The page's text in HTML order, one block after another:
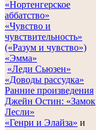
«Нортенгерское
аббатство»
«Чувство и
чувствительность»
(«Разум и чувство»)
«Эмма»
«Леди Сьюзен»
«Доводы рассудка»
Ранние произведения
Джейн Остин: «Замок
Лесли»
«Генри и Элайза» и